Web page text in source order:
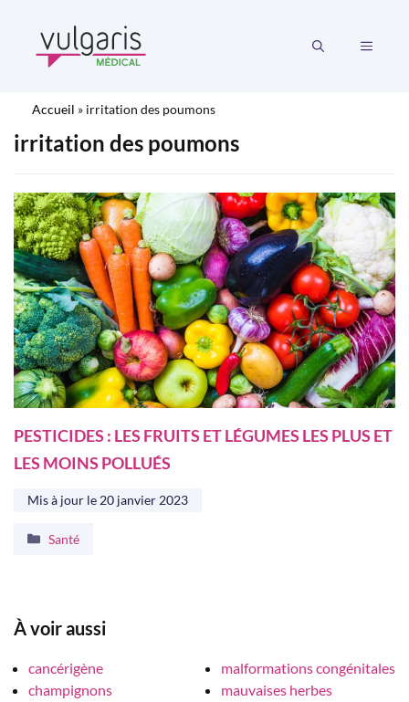
contenu
MENU
Accueil » irritation des poumons
irritation des poumons
PESTICIDES : LES FRUITS ET LÉGUMES LES PLUS ET
LES MOINS POLLUÉS
Mis à jour le 20 janvier 2023
Catégories
Santé
À voir aussi
cancérigène
champignons
malformations congénitales
mauvaises herbes